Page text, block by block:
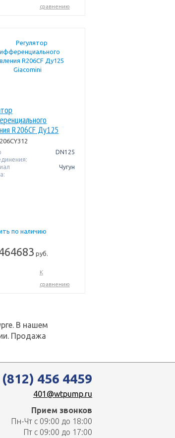
сравнению
R206CF Ду125
DN125
Чугун
по наличию
руб.
К
сравнению
В нашем
Продажа
(812) 456 4459
401@wtpump.ru
Прием звонков
Пн-Чт с 09:00 до 18:00
Пт с 09:00 до 17:00